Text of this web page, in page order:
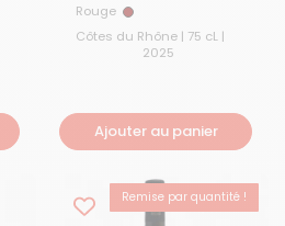
Rouge Rouge
Côtes du Rhône | 75 cL |
2025
Ajouter au panier
Remise par quantité !